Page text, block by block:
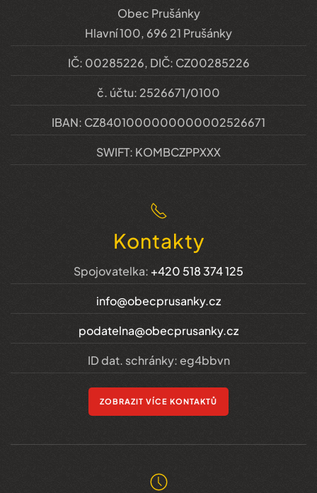
Obec Prušánky
Hlavní 100, 696 21 Prušánky
IČ: 00285226, DIČ: CZ00285226
č. účtu: 2526671/0100
IBAN: CZ8401000000000002526671
SWIFT: KOMBCZPPXXX
Kontakty
Spojovatelka: +420 518 374 125
info@obecprusanky.cz
podatelna@obecprusanky.cz
ID dat. schránky: eg4bbvn
ZOBRAZIT VÍCE KONTAKTŮ